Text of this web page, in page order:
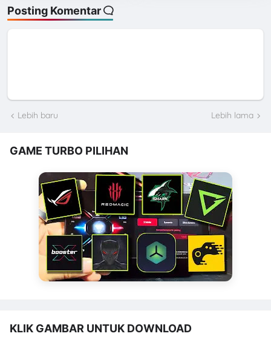
Posting Komentar
Lebih baru Lebih lama
GAME TURBO PILIHAN
KLIK GAMBAR UNTUK DOWNLOAD